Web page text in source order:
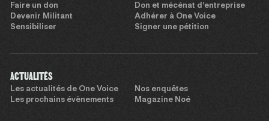
Faire un don
Don et mécénat d’entreprise
Devenir Militant
Adhérer à One Voice
Sensibiliser
Signer une pétition
ACTUALITÉS
Les actualités de One Voice
Nos enquêtes
Les prochains évènements
Magazine Noé